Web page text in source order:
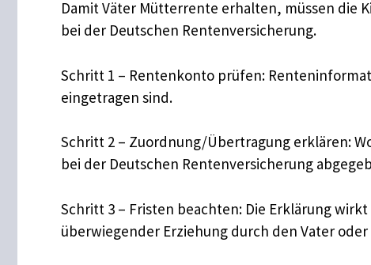
Damit Väter Mütterrente erhalten, müssen die
bei der Deutschen Rentenversicherung.
​Schritt 1 – Rentenkonto prüfen:
eingetragen sind.
Schritt 2 – Zuordnung/Übertragung erklären:
bei der Deutschen Rentenversicherung
Schritt 3 – Fristen beachten: Die Erklärung
überwiegender Erziehung durch den Vater